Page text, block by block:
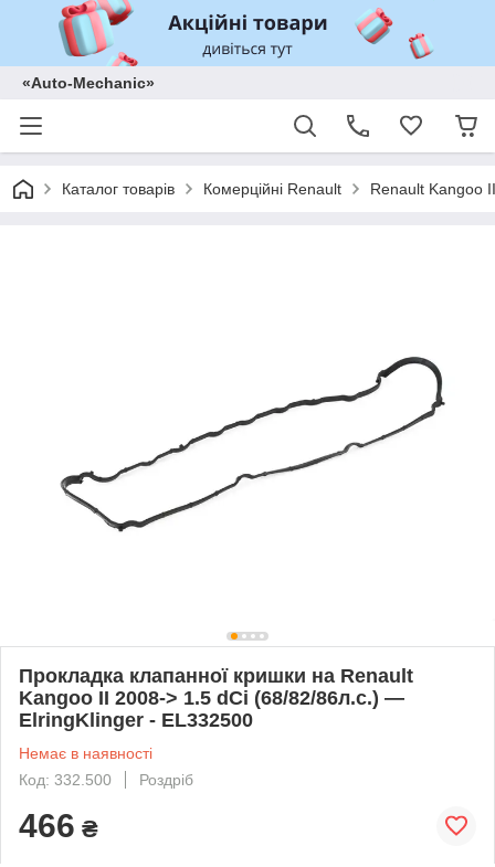
«Auto-Mechanic»
Каталог товарів Комерційні Renault Renault Kangoo
Прокладка клапанної кришки на Renault
Kangoo II 2008-> 1.5 dCi (68/82/86л.с.) —
ElringKlinger - EL332500
Немає в наявності
Код: 332.500
Роздріб
466 ₴